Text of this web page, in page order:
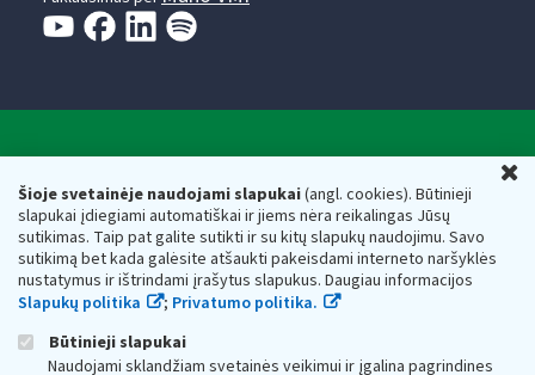
Šioje svetainėje naudojami slapukai(angl. cookies). Būtinieji
slapukai įdiegiami automatiškai ir jiems nėra reikalingas Jūsų
sutikimas. Taip pat galite sutikti ir su kitų slapukų naudojimu. Savo
sutikimą bet kada galėsite atšaukti pakeisdami interneto naršyklės
nustatymus ir ištrindami įrašytus slapukus. Daugiau informacijos
Slapukų politika
; Privatumo politika.
Būtinieji slapukai
Naudojami sklandžiam svetainės veikimui ir įgalina pagrindines
Respublikos finansų ministerijos
Biudžetinė įstaiga. Juridinio asmens kodas — 188659752,
adresas: Vasario 16-osios g. 14, 01107 Vilnius, Lietuva, el.paštas:
vmi@vmi.lt, E. pristatymo dėžutės adresas 188659752
Duomenys apie Valstybinę mokesčių inspekciją prie Lietuvos
Respublikos finansų ministerijos kaupiami ir saugomi Juridinių